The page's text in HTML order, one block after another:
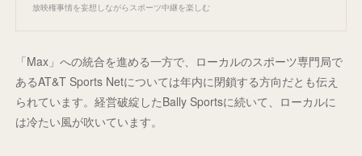
放映権事情を妄想しながらスポーツ中継を楽しむ
「Max」への統合を進める一方で、ローカルのスポーツ専門局で
あるAT&T Sports Netについては年内に閉鎖する方向だとも伝え
られています。経営破綻したBally Sportsに続いて、ローカルに
は冷たい風が吹いています。